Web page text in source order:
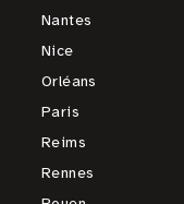
Nantes
Nice
Orléans
Paris
Reims
Rennes